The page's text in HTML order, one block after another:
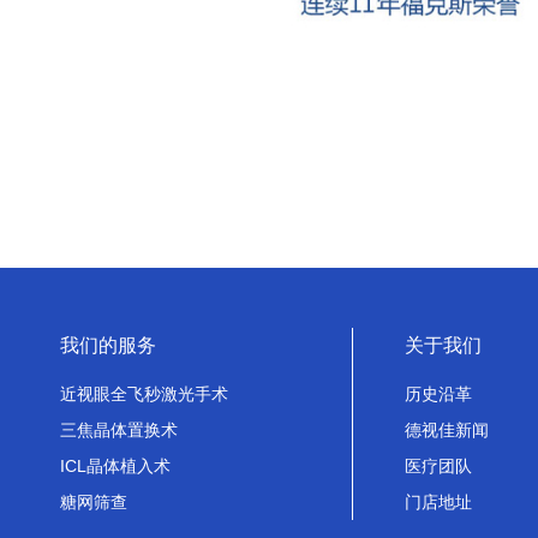
我们的服务
近视眼全飞秒激光手术
三焦晶体置换术
ICL晶体植入术
糖网筛查
关于我们
历史沿革
德视佳新闻
医疗团队
门店地址